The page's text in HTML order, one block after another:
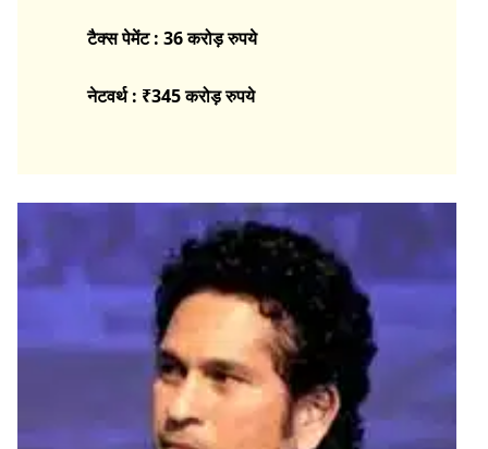
टैक्स पेमेंट : 36 करोड़ रुपये
नेटवर्थ : ₹345 करोड़रुपये